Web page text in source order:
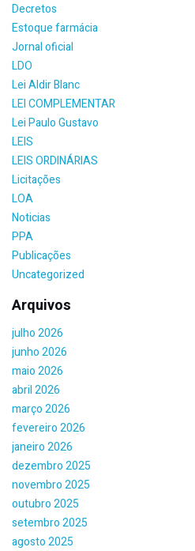
Decretos
Estoque farmácia
Jornal oficial
LDO
Lei Aldir Blanc
LEI COMPLEMENTAR
Lei Paulo Gustavo
LEIS
LEIS ORDINÁRIAS
Licitações
LOA
Noticias
PPA
Publicações
Uncategorized
Arquivos
julho 2026
junho 2026
maio 2026
abril 2026
março 2026
fevereiro 2026
janeiro 2026
dezembro 2025
novembro 2025
outubro 2025
setembro 2025
agosto 2025